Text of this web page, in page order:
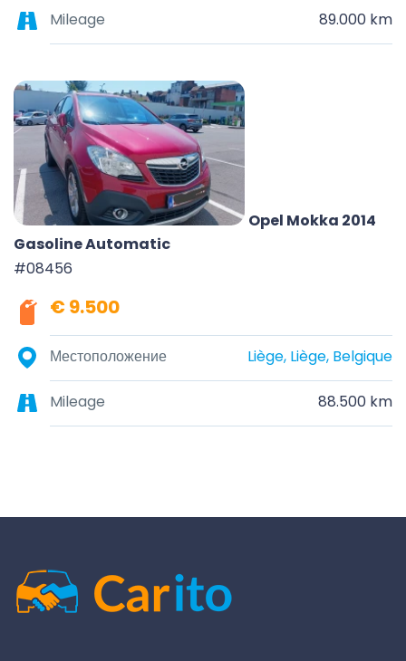
Mileage 89.000 km
Opel Mokka 2014
Gasoline Automatic
#08456
€ 9.500
Местоположение Liège, Liège, Belgique
Mileage 88.500 km